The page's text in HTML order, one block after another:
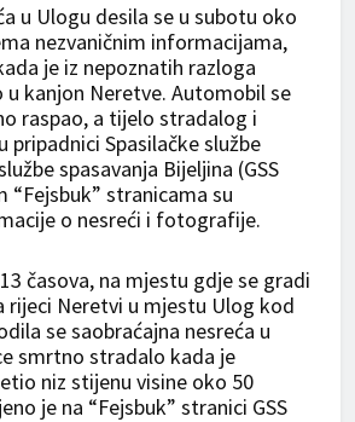
u Ulogu desila se u subotu oko
nezvaničnim informacijama,
je iz nepoznatih razloga
u kanjon Neretve. Automobil se
raspao, a tijelo stradalog i
pripadnici Spasilačke službe
spasavanja Bijeljina (GSS
“Fejsbuk” stranicama su
o nesreći i fotografije.
časova, na mjestu gdje se gradi
rijeci Neretvi u mjestu Ulog kod
se saobraćajna nesreća u
smrtno stradalo kada je
niz stijenu visine oko 50
je na “Fejsbuk” stranici GSS